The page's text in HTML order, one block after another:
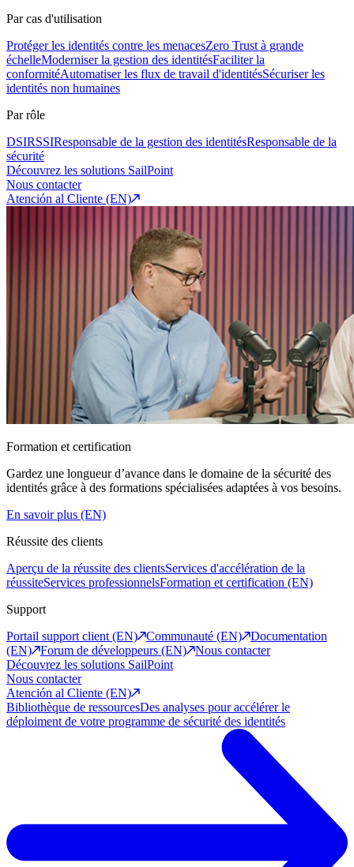
Par cas d'utilisation
Protéger les identités contre les menacesZero Trust à grande
échelleModerniser la gestion des identitésFaciliter la
conformitéAutomatiser les flux de travail d'identitésSécuriser les
identités non humaines
Par rôle
DSIRSSIResponsable de la gestion des identitésResponsable de la
sécurité
Découvrez les solutions SailPoint
Nous contacter
Atención al Cliente (EN)
Formation et certification
Gardez une longueur d’avance dans le domaine de la sécurité des
identités grâce à des formations spécialisées adaptées à vos besoins.
En savoir plus (EN)
Réussite des clients
Aperçu de la réussite des clientsServices d'accélération de la
réussiteServices professionnelsFormation et certification (EN)
Support
Portail support client (EN)
Communauté (EN)
Documentation
(EN)
Forum de développeurs (EN)
Nous contacter
Découvrez les solutions SailPoint
Nous contacter
Atención al Cliente (EN)
Bibliothèque de ressourcesDes analyses pour accélérer le
déploiment de votre programme de sécurité des identités